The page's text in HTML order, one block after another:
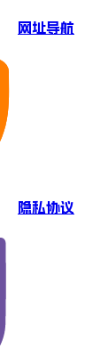
网址导航
隐私协议